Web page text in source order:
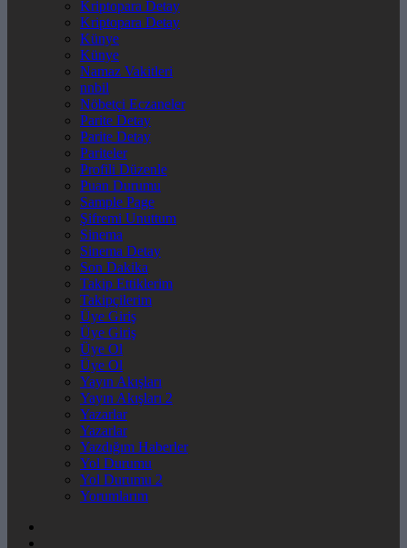
Kriptopara Detay
Kriptopara Detay
Künye
Künye
Namaz Vakitleri
nnbil
Nöbetçi Eczaneler
Parite Detay
Parite Detay
Pariteler
Profili Düzenle
Puan Durumu
Sample Page
Şifremi Unuttum
Sinema
Sinema Detay
Son Dakika
Takip Ettiklerim
Takipçilerim
Üye Giriş
Üye Giriş
Üye Ol
Üye Ol
Yayın Akışları
Yayın Akışları 2
Yazarlar
Yazarlar
Yazdığım Haberler
Yol Durumu
Yol Durumu 2
Yorumlarım